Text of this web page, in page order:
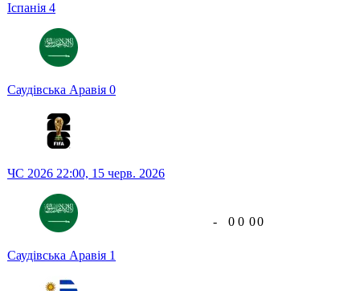
Іспанія 4
Саудівська Аравія 0
ЧС 2026 22:00, 15 черв. 2026
Саудівська Аравія 1
- 0 0 00